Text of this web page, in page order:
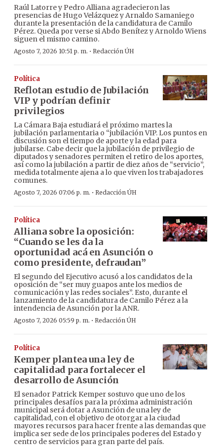
Raúl Latorre y Pedro Alliana agradecieron las
presencias de Hugo Velázquez y Arnaldo Samaniego
durante la presentación de la candidatura de Camilo
Pérez. Queda por verse si Abdo Benítez y Arnoldo Wiens
siguen el mismo camino.
Agosto 7, 2026 10:51 p. m. · Redacción ÚH
Política
Reflotan estudio de Jubilación
VIP y podrían definir
privilegios
La Cámara Baja estudiará el próximo martes la
jubilación parlamentaria o “jubilación VIP. Los puntos en
discusión son el tiempo de aporte y la edad para
jubilarse. Cabe decir que la jubilación de privilegio de
diputados y senadores permiten el retiro de los aportes,
así como la jubilación a partir de diez años de “servicio”,
medida totalmente ajena a lo que viven los trabajadores
comunes.
Agosto 7, 2026 07:06 p. m. · Redacción ÚH
Política
Alliana sobre la oposición:
“Cuando se les da la
oportunidad acá en Asunción o
como presidente, defraudan”
El segundo del Ejecutivo acusó a los candidatos de la
oposición de “ser muy guapos ante los medios de
comunicación y las redes sociales”. Esto, durante el
lanzamiento de la candidatura de Camilo Pérez a la
intendencia de Asunción por la ANR.
Agosto 7, 2026 05:59 p. m. · Redacción ÚH
Política
Kemper plantea una ley de
capitalidad para fortalecer el
desarrollo de Asunción
El senador Patrick Kemper sostuvo que uno de los
principales desafíos para la próxima administración
municipal será dotar a Asunción de una ley de
capitalidad, con el objetivo de otorgar a la ciudad
mayores recursos para hacer frente a las demandas que
implica ser sede de los principales poderes del Estado y
centro de servicios para gran parte del país.